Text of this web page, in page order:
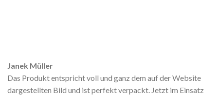
Janek Müller
Das Produkt entspricht voll und ganz dem auf der Website
dargestellten Bild und ist perfekt verpackt. Jetzt im Einsatz